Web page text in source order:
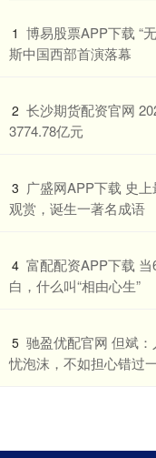
1 博易股票APP下载 “
斯中国西部首演落幕
2 长沙期货配资官网
3774.78亿元
3 广盛网APP下载 史
观赏，诞生一著名成语
4 富配配资APP下载
白，什么叫“相由心生”
5 驰盈优配官网 但斌
忧泡沫，不如担心错过